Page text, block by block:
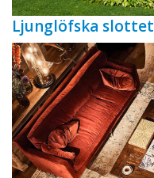
Ljunglöfska slottet